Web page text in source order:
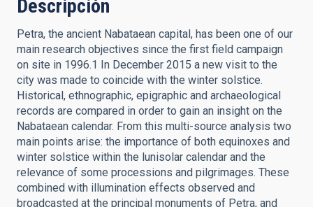
Descripción
Petra, the ancient Nabataean capital, has been one of our
main research objectives since the first field campaign
on site in 1996.1 In December 2015 a new visit to the
city was made to coincide with the winter solstice.
Historical, ethnographic, epigraphic and archaeological
records are compared in order to gain an insight on the
Nabataean calendar. From this multi-source analysis two
main points arise: the importance of both equinoxes and
winter solstice within the lunisolar calendar and the
relevance of some processions and pilgrimages. These
combined with illumination effects observed and
broadcasted at the principal monuments of Petra, and